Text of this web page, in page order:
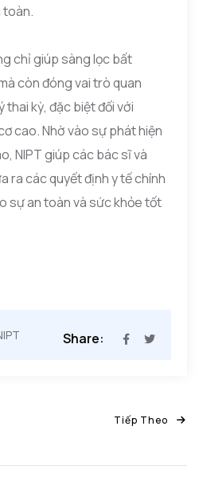
toàn.
chỉ giúp sàng lọc bất
còn đóng vai trò quan
kỳ, đặc biệt đối với
cao. Nhờ vào sự phát hiện
NIPT giúp các bác sĩ và
ra các quyết định y tế chính
sự an toàn và sức khỏe tốt
Share:
Tiếp Theo